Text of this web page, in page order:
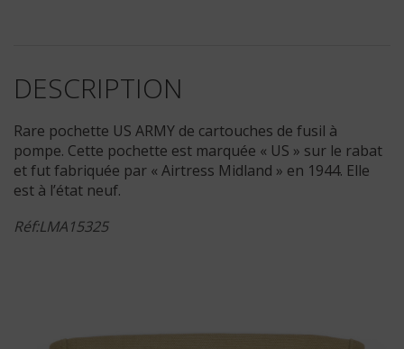
DESCRIPTION
Rare pochette US ARMY de cartouches de fusil à
pompe. Cette pochette est marquée « US » sur le rabat
et fut fabriquée par « Airtress Midland » en 1944. Elle
est à l’état neuf.
Réf:LMA15325